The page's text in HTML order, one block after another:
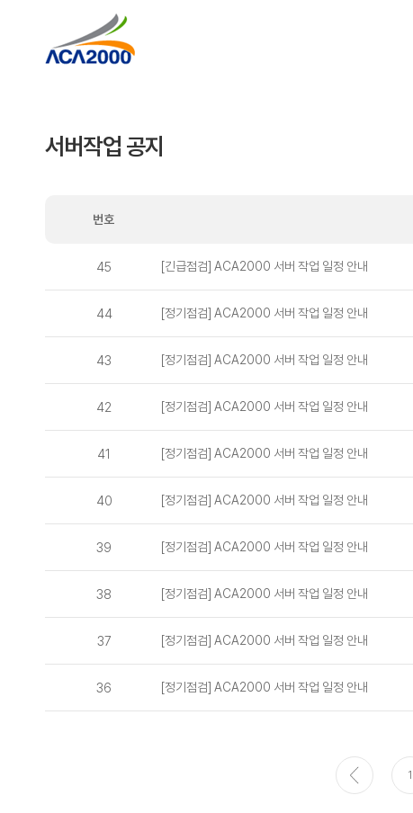
서버작업 공지
번호
45 [긴급점검] ACA2000 서버 작업 일정 안내
44 [정기점검] ACA2000 서버 작업 일정 안내
43 [정기점검] ACA2000 서버 작업 일정 안내
42 [정기점검] ACA2000 서버 작업 일정 안내
41 [정기점검] ACA2000 서버 작업 일정 안내
40 [정기점검] ACA2000 서버 작업 일정 안내
39 [정기점검] ACA2000 서버 작업 일정 안내
38 [정기점검] ACA2000 서버 작업 일정 안내
37 [정기점검] ACA2000 서버 작업 일정 안내
36 [정기점검] ACA2000 서버 작업 일정 안내
1